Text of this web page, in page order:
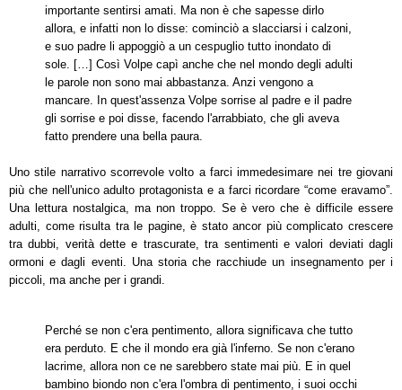
importante sentirsi amati. Ma non è che sapesse dirlo
allora, e infatti non lo disse: cominciò a slacciarsi i calzoni,
e suo padre li appoggiò a un cespuglio tutto inondato di
sole. […] Così Volpe capì anche che nel mondo degli adulti
le parole non sono mai abbastanza. Anzi vengono a
mancare. In quest'assenza Volpe sorrise al padre e il padre
gli sorrise e poi disse, facendo l'arrabbiato, che gli aveva
fatto prendere una bella paura.
Uno stile narrativo scorrevole volto a farci immedesimare nei tre giovani
più che nell'unico adulto protagonista e a farci ricordare “come eravamo”.
Una lettura nostalgica, ma non troppo. Se è vero che è difficile essere
adulti, come risulta tra le pagine, è stato ancor più complicato crescere
tra dubbi, verità dette e trascurate, tra sentimenti e valori deviati dagli
ormoni e dagli eventi. Una storia che racchiude un insegnamento per i
piccoli, ma anche per i grandi.
Perché se non c'era pentimento, allora significava che tutto
era perduto. E che il mondo era già l'inferno. Se non c'erano
lacrime, allora non ce ne sarebbero state mai più. E in quel
bambino biondo non c'era l'ombra di pentimento, i suoi occhi